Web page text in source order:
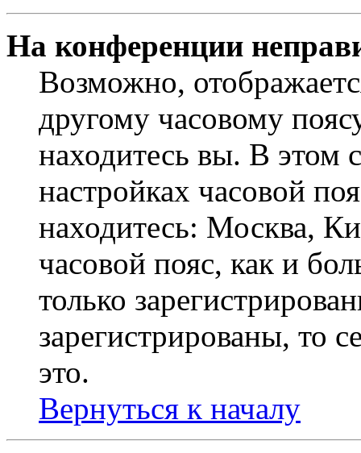
На конференции
Возможно,
другому часовому
находитесь вы. В этом
настройках часовой
находитесь: Москва,
часовой пояс, как и
только
зарегистрированы, то
это.
Вернуться к началу